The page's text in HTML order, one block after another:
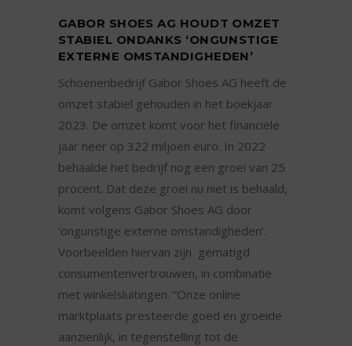
GABOR SHOES AG HOUDT OMZET
STABIEL ONDANKS ‘ONGUNSTIGE
EXTERNE OMSTANDIGHEDEN’
Schoenenbedrijf Gabor Shoes AG heeft de
omzet stabiel gehouden in het boekjaar
2023. De omzet komt voor het financiële
jaar neer op 322 miljoen euro. In 2022
behaalde het bedrijf nog een groei van 25
procent. Dat deze groei nu niet is behaald,
komt volgens Gabor Shoes AG door
‘ongunstige externe omstandigheden’.
Voorbeelden hiervan zijn gematigd
consumentenvertrouwen, in combinatie
met winkelsluitingen. “Onze online
marktplaats presteerde goed en groeide
aanzienlijk, in tegenstelling tot de